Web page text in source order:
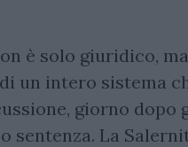
è solo giuridico,
un intero sistema
giorno dopo
sentenza. La